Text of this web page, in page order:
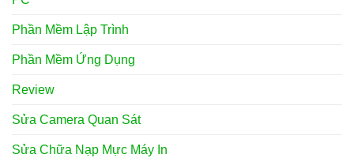
Phần Mềm Lập Trình
Phần Mềm Ứng Dụng
Review
Sửa Camera Quan Sát
Sửa Chữa Nạp Mực Máy In